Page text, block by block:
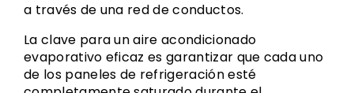
a través de una red de conductos.
La clave para un aire acondicionado
evaporativo eficaz es garantizar que cada uno
de los paneles de refrigeración esté